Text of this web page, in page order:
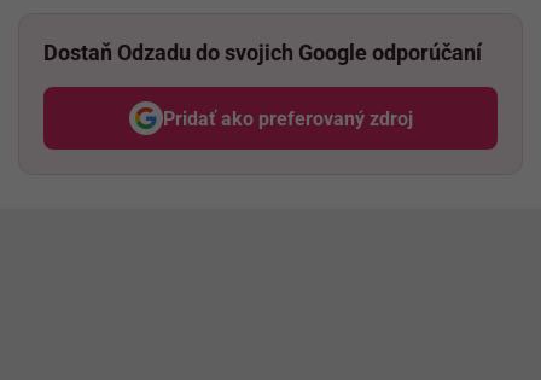
Dostaň Odzadu do svojich Google odporúčaní
Pridať ako preferovaný zdroj
Odzadu, odkaz sa otvorí v